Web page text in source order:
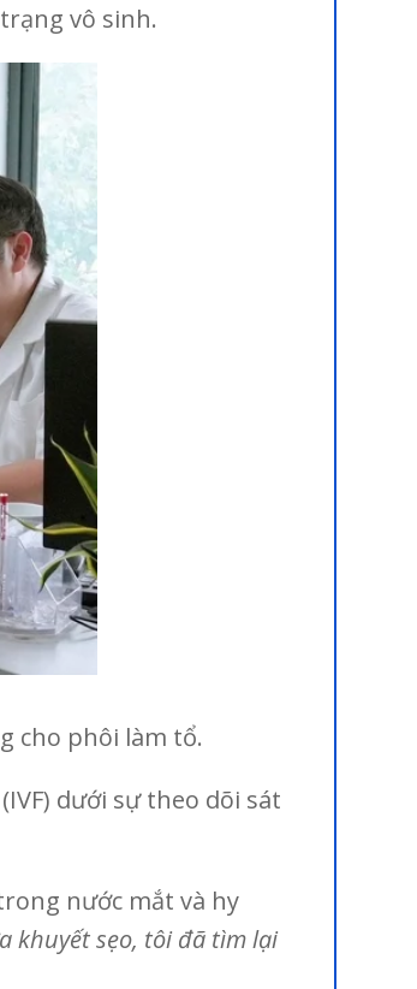
vô sinh.
cho phôi làm tổ.
dưới sự theo dõi sát
nước mắt và hy
khuyết sẹo, tôi đã tìm lại